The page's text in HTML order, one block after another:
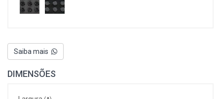
Saiba mais
DIMENSÕES